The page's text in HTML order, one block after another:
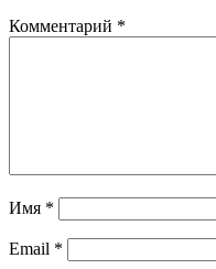
Комментарий *
Имя *
Email *